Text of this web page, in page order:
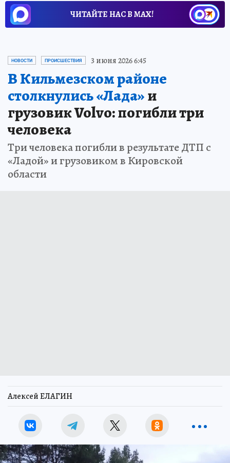
ЧИТАЙТЕ НАС В МАХ!
НОВОСТИ ПРОИСШЕСТВИЯ 3 июня 2026 6:45
В Кильмезском районе
столкнулись «Лада»и
грузовик Volvo: погибли три
человека
Три человека погибли в результате ДТП с
«Ладой» и грузовиком в Кировской
области
Алексей ЕЛАГИН